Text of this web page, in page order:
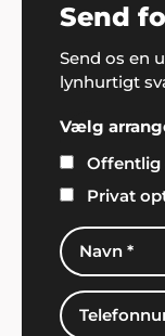
Send
Send os en
lynhurtigt
Vælg
Privat